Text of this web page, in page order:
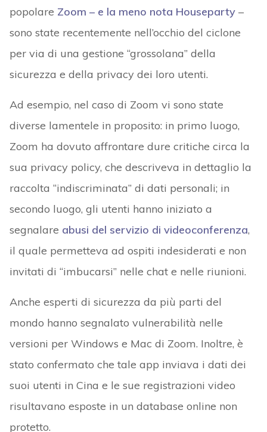
popolare Zoom – e la meno nota Houseparty–
sono state recentemente nell’occhio del ciclone
per via di una gestione “grossolana” della
sicurezza e della privacy dei loro utenti.
Ad esempio, nel caso di Zoom vi sono state
diverse lamentele in proposito: in primo luogo,
Zoom ha dovuto affrontare dure critiche circa la
sua privacy policy, che descriveva in dettaglio la
raccolta “indiscriminata” di dati personali; in
secondo luogo, gli utenti hanno iniziato a
segnalare abusi del servizio di videoconferenza,
il quale permetteva ad ospiti indesiderati e non
invitati di “imbucarsi” nelle chat e nelle riunioni.
Anche esperti di sicurezza da più parti del
mondo hanno segnalato vulnerabilità nelle
versioni per Windows e Mac di Zoom. Inoltre, è
stato confermato che tale app inviava i dati dei
suoi utenti in Cina e le sue registrazioni video
risultavano esposte in un database online non
protetto.